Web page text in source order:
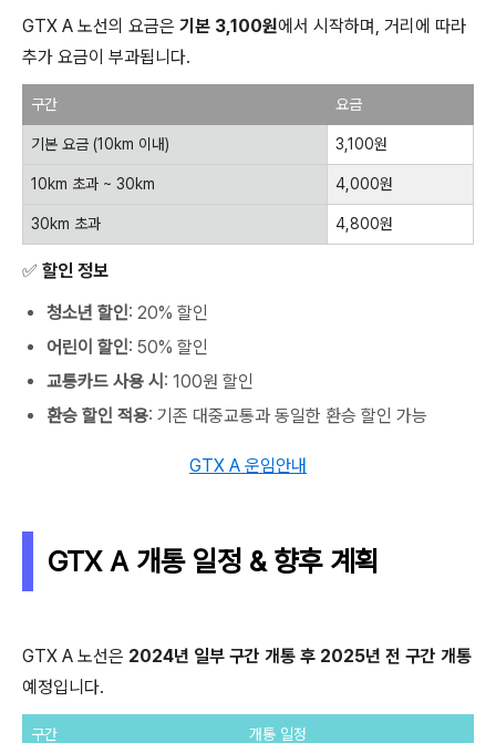
GTX A 노선의 요금은 기본 3,100원에서 시작하며, 거리에 따라
추가 요금이 부과됩니다.
구간 요금
기본 요금 (10km 이내) 3,100원
10km 초과 ~ 30km 4,000원
30km 초과 4,800원
✅ 할인 정보
청소년 할인: 20% 할인
어린이 할인: 50% 할인
교통카드 사용 시 : 100원 할인
환승 할인 적용: 기존 대중교통과 동일한 환승 할인 가능
GTX A 운임안내
GTX A 개통 일정 & 향후 계획
GTX A 노선은 2024년 일부 구간 개통 후 2025년 전 구간 개통
예정입니다.
구간 개통 일정